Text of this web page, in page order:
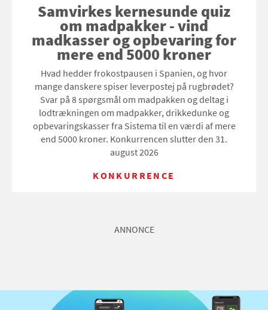
Samvirkes kernesunde quiz
om madpakker - vind
madkasser og opbevaring for
mere end 5000 kroner
Hvad hedder frokostpausen i Spanien, og hvor
mange danskere spiser leverpostej på rugbrødet?
Svar på 8 spørgsmål om madpakken og deltag i
lodtrækningen om madpakker, drikkedunke og
opbevaringskasser fra Sistema til en værdi af mere
end 5000 kroner. Konkurrencen slutter den 31.
august 2026
KONKURRENCE
ANNONCE